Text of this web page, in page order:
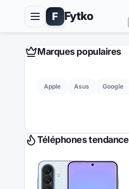
F Fytko
Marques populaires
Apple Asus Google
Téléphones tendance